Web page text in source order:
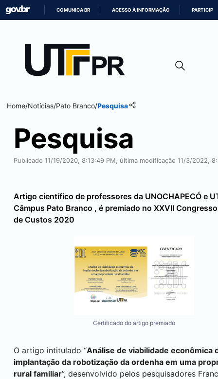
CONTEÚDO
COMUNICA BR ACESSO À INFORMAÇÃO PARTICIPE
Home/Notícias/Pato Branco/Pesquisa
Pesquisa
Publicado 11/19/2020, 8:13:49 PM, última modificação 11/3/2022,
Artigo científico de professores da UNOCHAPECÓ e
Câmpus Pato Branco , é premiado no XXVII
de Custos 2020
Certificado do artigo premiado
O artigo intitulado “Análise de viabilidade econômica
implantação da robotização da ordenha em uma
rural familiar”, desenvolvido pelos pesquisadores